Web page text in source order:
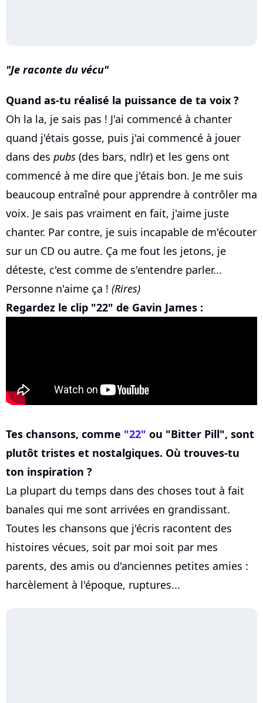
Je raconte du vécu
Quand as-tu réalisé la puissance de ta voix ?
Oh la la, je sais pas ! J'ai commencé à chanter
quand j'étais gosse, puis j'ai commencé à jouer
dans des pubs (des bars, ndlr) et les gens ont
commencé à me dire que j'étais bon. Je me suis
beaucoup entraîné pour apprendre à contrôler ma
voix. Je sais pas vraiment en fait, j'aime juste
chanter. Par contre, je suis incapable de m'écouter
sur un CD ou autre. Ça me fout les jetons, je
déteste, c'est comme de s'entendre parler...
Personne n'aime ça ! (Rires)
Regardez le clip "22" de Gavin James :
Tes chansons, comme "22" ou "Bitter Pill", sont
plutôt tristes et nostalgiques. Où trouves-tu
ton inspiration ?
La plupart du temps dans des choses tout à fait
banales qui me sont arrivées en grandissant.
Toutes les chansons que j'écris racontent des
histoires vécues, soit par moi soit par mes
parents, des amis ou d'anciennes petites amies :
harcèlement à l'époque, ruptures...